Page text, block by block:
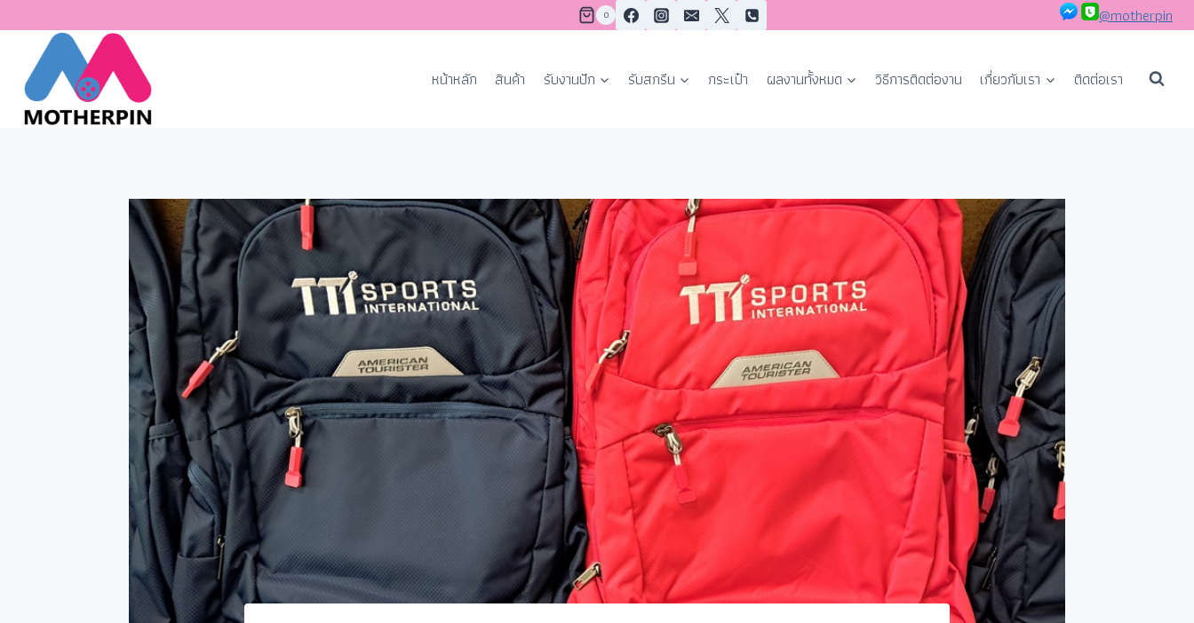
0 @motherpin
หน้าหลัก สินค้า รับงานปัก รับสกรีน กระเป๋า ผลงานทั้งหมด วิธีการติดต่องาน เกี่ยวกับเรา ติดต่อเรา